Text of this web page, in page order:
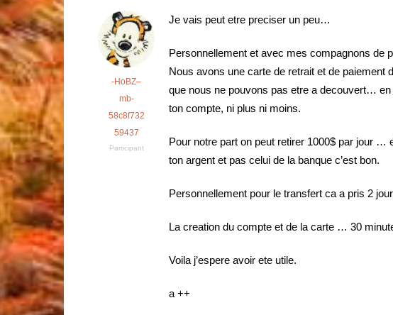
-HoBZ–
mb-
58c8f732
59437
Participant
Je vais peut etre preciser un peu…
Personnellement et avec mes compagnons
Nous avons une carte de retrait et de paiement
que nous ne pouvons pas etre a decouvert…
ton compte, ni plus ni moins.
Pour notre part on peut retirer 1000$ par jour
ton argent et pas celui de la banque c’est bon.
Personnellement pour le transfert ca a pris 2
La creation du compte et de la carte … 30
Voila j’espere avoir ete utile.
a ++